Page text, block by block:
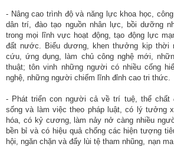
- Nâng cao trình độ và năng lực khoa học,
dân trí, đào tạo nguồn nhân lực, bồi dưỡng
trong mọi lĩnh vực hoạt động, tạo động lực
đất nước. Biểu dương, khen thưởng kịp thời
cứu, ứng dụng, làm chủ công nghệ mới,
thuật; tôn vinh những người có nhiều cống
nghệ, những người chiếm lĩnh đỉnh cao tri thức.
- Phát triển con người cả về trí tuệ, thể chất
sống và làm việc theo pháp luật, có lý tưởng
hóa, có kỷ cương, làm nảy nở càng nhiều
bền bỉ và có hiệu quả chống các hiện tượng
hội, ngăn chặn và đẩy lùi tệ tham nhũng, nạn